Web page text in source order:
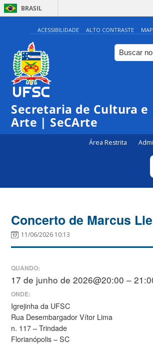
BRASIL
ACESSIBILIDADE ALTO CONTRASTE
Secretaria de Cultura e
Arte | SeCArte
Área Restrita
Concerto de Marcus
11/06/2026 10:13
QUANDO:
17 de junho de 2026@20:00 –
ONDE:
Igrejinha da UFSC
Rua Desembargador Vítor Lima
n. 117 – Trindade
Florianópolis – SC